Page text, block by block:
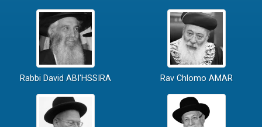
Rabbi David ABI'HSSIRA Rav Chlomo AMAR